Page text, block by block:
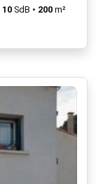
10 SdB • 200 m²